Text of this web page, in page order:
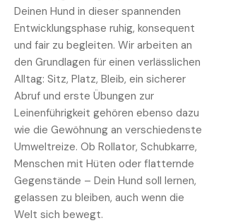
Deinen Hund in dieser spannenden
Entwicklungsphase ruhig, konsequent
und fair zu begleiten. Wir arbeiten an
den Grundlagen für einen verlässlichen
Alltag: Sitz, Platz, Bleib, ein sicherer
Abruf und erste Übungen zur
Leinenführigkeit gehören ebenso dazu
wie die Gewöhnung an verschiedenste
Umweltreize. Ob Rollator, Schubkarre,
Menschen mit Hüten oder flatternde
Gegenstände – Dein Hund soll lernen,
gelassen zu bleiben, auch wenn die
Welt sich bewegt.